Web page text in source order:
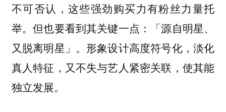
不可否认，这些强劲购买力有粉丝力量托
举。但也要看到其关键一点：「源自明星、
又脱离明星」。形象设计高度符号化，淡化
真人特征，又不失与艺人紧密关联，使其能
独立发展。